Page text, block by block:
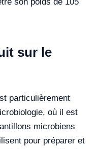
sur le
particulièrement
où il est
microbiens
pour préparer et